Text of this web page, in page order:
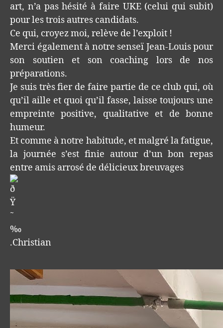
art, n’a pas hésité à faire UKE (celui qui subit)
pour les trois autres candidats.
Ce qui, croyez moi, relève de l’exploit !
Merci également à notre senseï Jean-Louis pour
son soutien et son coaching lors de nos
préparations.
Je suis très fier de faire partie de ce club qui, où
qu’il aille et quoi qu’il fasse, laisse toujours une
empreinte positive, qualitative et de bonne
humeur.
Et comme à notre habitude, et malgré la fatigue,
la journée s’est finie autour d’un bon repas
entre amis arrosé de délicieux breuvages
.Christian